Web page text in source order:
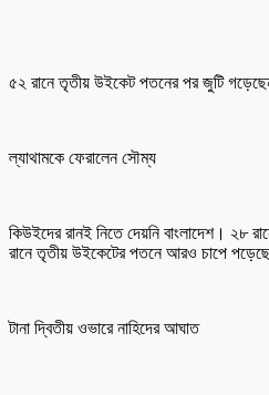
৫২ রানে তৃতীয় উইকেট পতনের পর জুটি
ল্যাথামকে ফেরালেন সৌম্য
কিউইদের রানই নিতে দেয়নি বাংলাদেশ। ২৮
রানে তৃতীয় উইকেটের পতনে আরও চাপে
টানা দ্বিতীয় ওভারে নাহিদের আঘাত